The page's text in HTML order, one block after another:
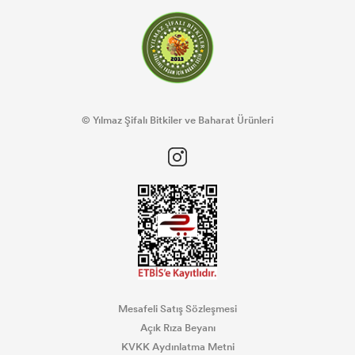
© Yılmaz Şifalı Bitkiler ve Baharat Ürünleri
Mesafeli Satış Sözleşmesi
Açık Rıza Beyanı
KVKK Aydınlatma Metni